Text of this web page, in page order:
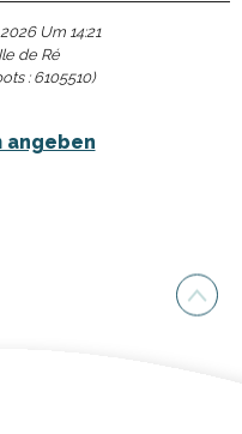
Um 14:21
de Ré
:6105510)
angeben